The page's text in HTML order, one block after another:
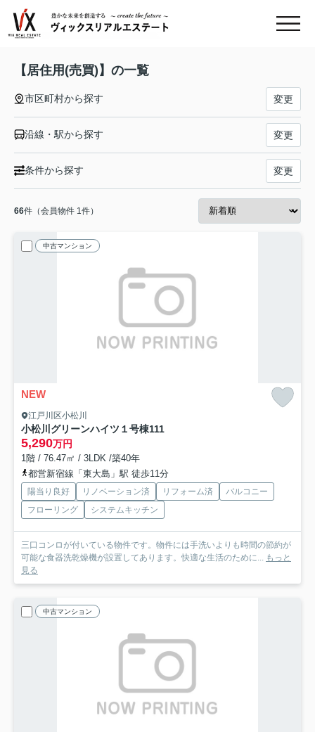
【居住用(売買)】の一覧
市区町村から探す 変更
沿線・駅から探す 変更
条件から探す 変更
66件（会員物件 1件）
中古マンション
NEW
江戸川区小松川
小松川グリーンハイツ１号棟111
5,290万円
1階 / 76.47㎡ / 3LDK /築40年
都営新宿線「東大島」駅 徒歩11分
陽当り良好 リノベーション済 リフォーム済
バルコニー
フローリング
システムキッチン
三口コンロが付いている物件です。物件には手洗いよりも時間の節約が
可能な食器洗乾燥機が設置してあります。快適な生活のために... もっと
見る
中古マンション